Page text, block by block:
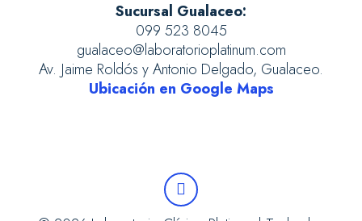
Sucursal Gualaceo:
099 523 8045
gualaceo@laboratorioplatinum.com
Av. Jaime Roldós y Antonio Delgado, Gualaceo.
Ubicación en Google Maps